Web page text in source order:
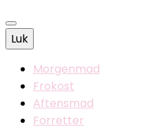
Luk
Morgenmad
Frokost
Aftensmad
Forretter